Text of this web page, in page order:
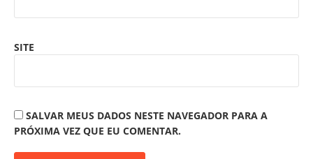
SITE
SALVAR MEUS DADOS NESTE NAVEGADOR PARA A
PRÓXIMA VEZ QUE EU COMENTAR.